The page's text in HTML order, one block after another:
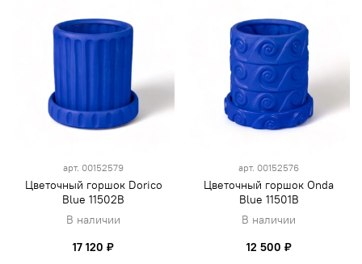
арт. 00152579
Цветочный горшок Dorico
Blue 11502B
В наличии
17 120 ₽
арт. 00152576
Цветочный горшок Onda
Blue 11501B
В наличии
12 500 ₽